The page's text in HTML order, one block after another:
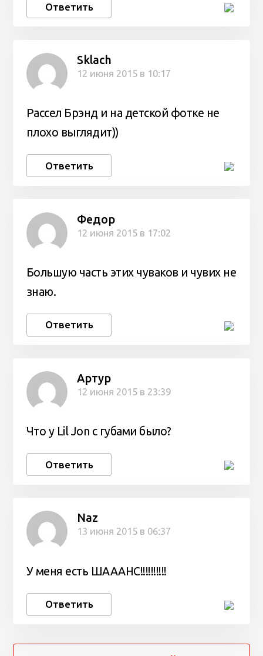
Ответить
Sklach
12 июня 2015 в 10:17
Рассел Брэнд и на детской фотке не
плохо выглядит))
Ответить
Федор
12 июня 2015 в 17:02
Большую часть этих чуваков и чувих не
знаю.
Ответить
Артур
12 июня 2015 в 23:39
Что у Lil Jon с губами было?
Ответить
Naz
13 июня 2015 в 06:37
У меня есть ШАААНС!!!!!!!!!!
Ответить